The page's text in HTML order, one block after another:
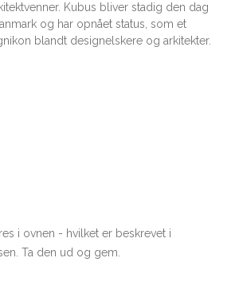
Kubus bliver stadig den dag
og har opnået status, som et
blandt designelskere og arkitekter.
i ovnen - hvilket er beskrevet i
Ta den ud og gem.